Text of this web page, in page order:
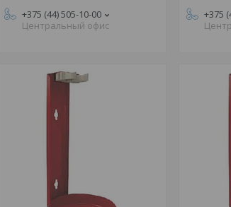
+375 (44) 505-10-00
Центральный офис
+375